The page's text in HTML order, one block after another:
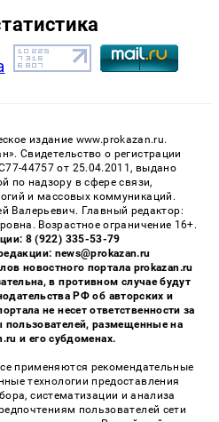
издание www.prokazan.ru.
Cвидетельство о регистрации
44757 от 25.04.2011, выдано
по надзору в сфере связи,
и массовых коммуникаций.
Валерьевич. Главный редактор:
Возрастное ограничение 16+.
8 (922) 335-53-79
news@prokazan.ru
новостного портала prokazan.ru
в противном случае будут
РФ об авторских и
не несет ответственности за
размещенные на
и его субдоменах.
применяются рекомендательные
технологии предоставления
систематизации и анализа
пользователей сети